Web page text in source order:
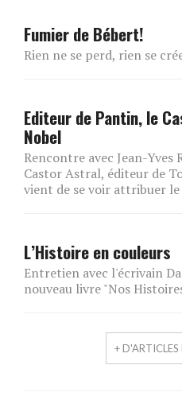
Fumier de Bébert!
Rien ne se perd, rien se
Editeur de Pantin, le
Nobel
Rencontre avec Jean-Yves
Castor Astral, éditeur de
vient de se voir attribuer
L’Histoire en couleurs
Entretien avec l'écrivain
nouveau livre "Nos
+ D'ARTICLES